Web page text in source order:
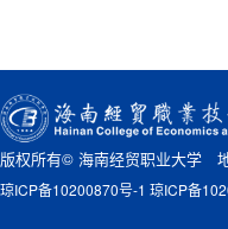
版权所有© 海南经贸职业大学
琼ICP备10200870号-1 琼ICP备